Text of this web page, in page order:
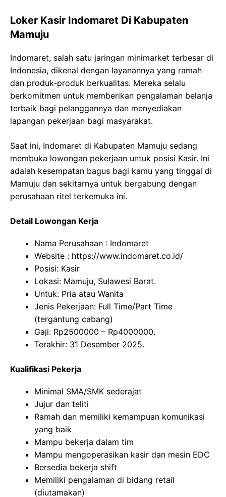
Loker Kasir Indomaret Di Kabupaten
Mamuju
Indomaret, salah satu jaringan minimarket terbesar di
Indonesia, dikenal dengan layanannya yang ramah
dan produk-produk berkualitas. Mereka selalu
berkomitmen untuk memberikan pengalaman belanja
terbaik bagi pelanggannya dan menyediakan
lapangan pekerjaan bagi masyarakat.
Saat ini, Indomaret di Kabupaten Mamuju sedang
membuka lowongan pekerjaan untuk posisi Kasir. Ini
adalah kesempatan bagus bagi kamu yang tinggal di
Mamuju dan sekitarnya untuk bergabung dengan
perusahaan ritel terkemuka ini.
Detail Lowongan Kerja
Nama Perusahaan : Indomaret
Website : https://www.indomaret.co.id/
Posisi: Kasir
Lokasi: Mamuju, Sulawesi Barat.
Untuk: Pria atau Wanita
Jenis Pekerjaan: Full Time/Part Time
(tergantung cabang)
Gaji: Rp2500000 – Rp4000000.
Terakhir: 31 Desember 2025.
Kualifikasi Pekerja
Minimal SMA/SMK sederajat
Jujur dan teliti
Ramah dan memiliki kemampuan komunikasi
yang baik
Mampu bekerja dalam tim
Mampu mengoperasikan kasir dan mesin EDC
Bersedia bekerja shift
Memiliki pengalaman di bidang retail
(diutamakan)